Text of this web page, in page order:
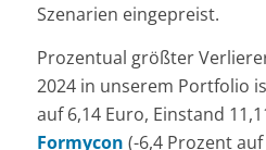
Szenarien eingepreist.
Prozentual größter
2024 in unserem Portfolio
auf 6,14 Euro, Einstand
Formycon (-6,4 Prozent